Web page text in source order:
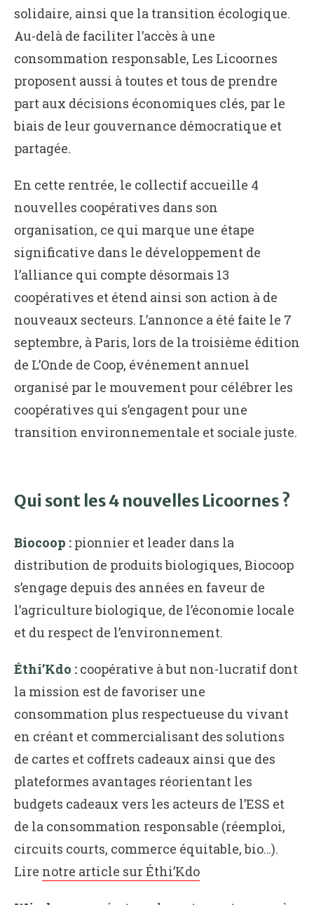
solidaire, ainsi que la transition écologique.
Au-delà de faciliter l’accès à une
consommation responsable, Les Licoornes
proposent aussi à toutes et tous de prendre
part aux décisions économiques clés, par le
biais de leur gouvernance démocratique et
partagée.
En cette rentrée, le collectif accueille 4
nouvelles coopératives dans son
organisation, ce qui marque une étape
significative dans le développement de
l’alliance qui compte désormais 13
coopératives et étend ainsi son action à de
nouveaux secteurs. L’annonce a été faite le 7
septembre, à Paris, lors de la troisième édition
de L’Onde de Coop, événement annuel
organisé par le mouvement pour célébrer les
coopératives qui s’engagent pour une
transition environnementale et sociale juste.
Qui sont les 4 nouvelles Licoornes ?
Biocoop : pionnier et leader dans la
distribution de produits biologiques, Biocoop
s’engage depuis des années en faveur de
l’agriculture biologique, de l’économie locale
et du respect de l’environnement.
Éthi’Kdo : coopérative à but non-lucratif dont
la mission est de favoriser une
consommation plus respectueuse du vivant
en créant et commercialisant des solutions
de cartes et coffrets cadeaux ainsi que des
plateformes avantages réorientant les
budgets cadeaux vers les acteurs de l’ESS et
de la consommation responsable (réemploi,
circuits courts, commerce équitable, bio…).
Lire notre article sur Éthi’Kdo